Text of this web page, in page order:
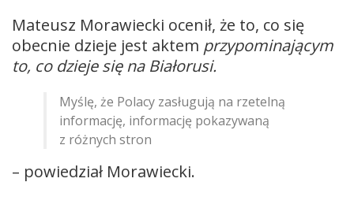
Mateusz Morawiecki ocenił, że to, co się
obecnie dzieje jest aktem przypominającym
to, co dzieje się na Białorusi.
Myślę, że Polacy zasługują na rzetelną
informację, informację pokazywaną
z różnych stron
– powiedział Morawiecki.